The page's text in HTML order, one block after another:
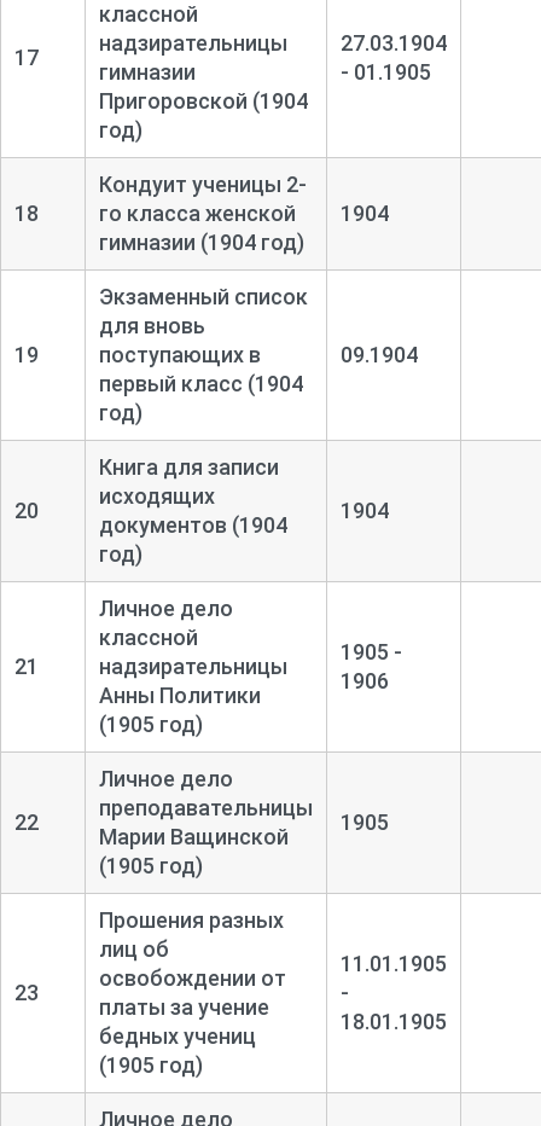
17
классной
надзирательницы
гимназии
Пригоровской (1904
год)
27.03.1904
- 01.1905
18
Кондуит ученицы 2-
го класса женской
гимназии (1904 год)
1904
19
Экзаменный список
для вновь
поступающих в
первый класс (1904
год)
09.1904
20
Книга для записи
исходящих
документов (1904
год)
1904
21
Личное дело
классной
надзирательницы
Анны Политики
(1905 год)
1905 -
1906
22
Личное дело
преподавательницы
Марии Ващинской
(1905 год)
1905
23
Прошения разных
лиц об
освобождении от
платы за учение
бедных учениц
(1905 год)
11.01.1905
-
18.01.1905
Личное дело